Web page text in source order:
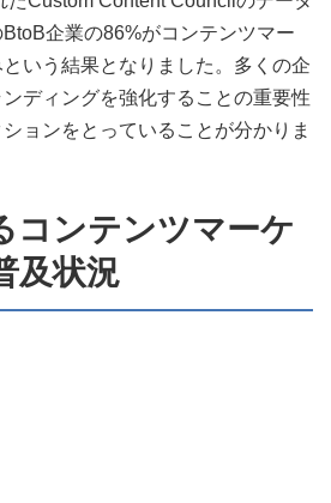
企業の86%がコンテンツマー
いう結果となりました。多くの企
ディングを強化することの重要性
ョンをとっていることが分かりま
コンテンツマーケ
及状況